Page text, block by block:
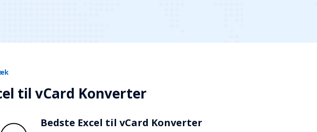
til vCard Konverter
Bedste Excel til vCard Konverter